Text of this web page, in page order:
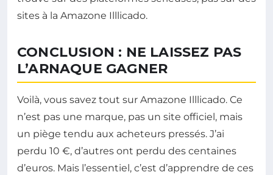
sites à la Amazone Illlicado.
CONCLUSION : NE LAISSEZ PAS
L’ARNAQUE GAGNER
Voilà, vous savez tout sur Amazone Illlicado. Ce
n’est pas une marque, pas un site officiel, mais
un piège tendu aux acheteurs pressés. J’ai
perdu 10 €, d’autres ont perdu des centaines
d’euros. Mais l’essentiel, c’est d’apprendre de ces